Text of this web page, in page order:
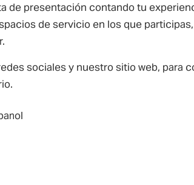
de presentación contando tu
de servicio en los que
sociales y nuestro sitio web, para